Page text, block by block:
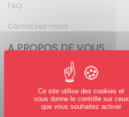
FAQ
Contactez-nous
A PROPOS DE VOUS
Mot de passe perdu
NOUS SUIVRE
Ce site utilise des cookies et
vous donne le contrôle sur ceux
que vous souhaitez activer